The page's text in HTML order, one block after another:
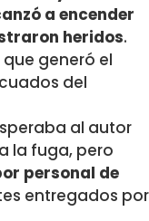
a encender
heridos.
generó el
del
al autor
la fuga, pero
personal de
entregados por